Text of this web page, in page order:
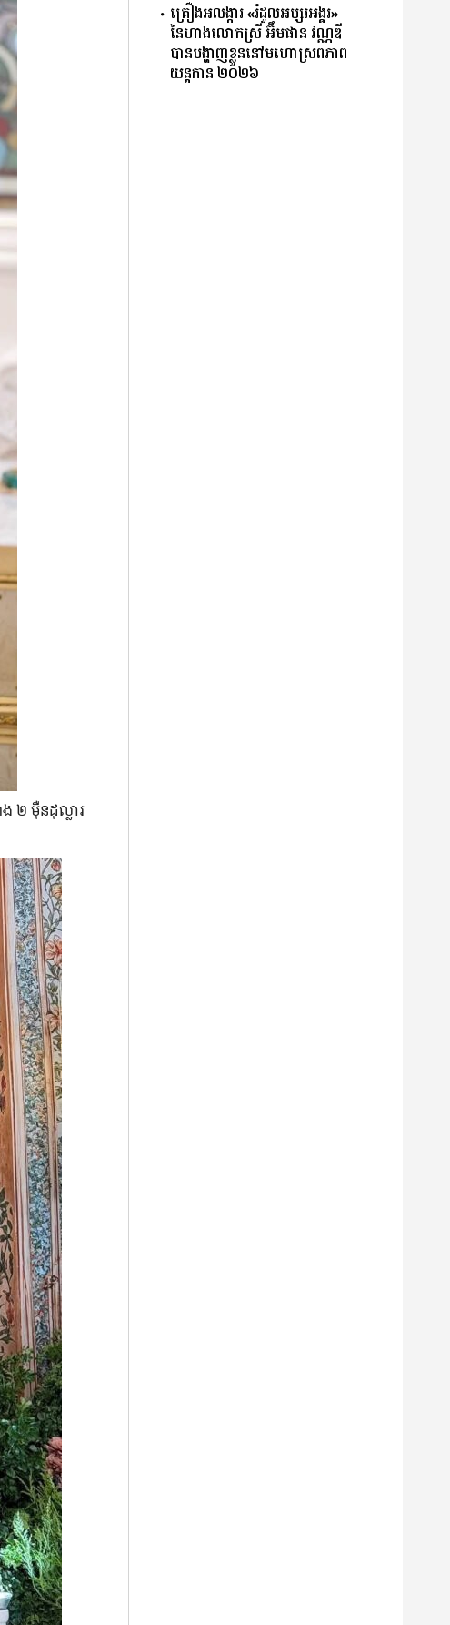
២ ម៉ឺន​ដុល្លារ
គ្រឿងអលង្ការ «រំដួលអប្សរអង្គរ»
នៃហាងលោកស្រី អ៊ឹមផាន វណ្ណឌី
បានបង្ហាញខ្លួននៅមហោស្រពភាព
យន្តកាន ២០២៦